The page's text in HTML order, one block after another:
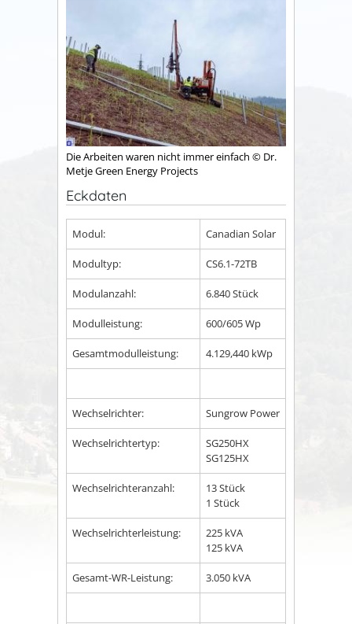
Die Arbeiten waren nicht immer einfach © Dr.
Metje Green Energy Projects
Eckdaten
Modul: Canadian Solar
Modultyp: CS6.1-72TB
Modulanzahl: 6.840 Stück
Modulleistung: 600/605 Wp
Gesamtmodulleistung: 4.129,440 kWp
Wechselrichter: Sungrow Power
Wechselrichtertyp:
SG250HX
SG125HX
Wechselrichteranzahl:
13 Stück
1 Stück
Wechselrichterleistung:
225 kVA
125 kVA
Gesamt-WR-Leistung: 3.050 kVA